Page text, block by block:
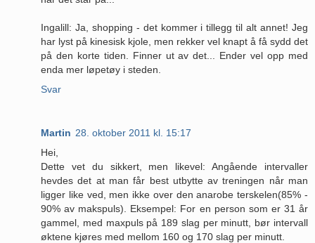
Ingalill: Ja, shopping - det kommer i tillegg til alt annet! Jeg
har lyst på kinesisk kjole, men rekker vel knapt å få sydd det
på den korte tiden. Finner ut av det... Ender vel opp med
enda mer løpetøy i steden.
Svar
Martin 28. oktober 2011 kl. 15:17
Hei,
Dette vet du sikkert, men likevel: Angående intervaller
hevdes det at man får best utbytte av treningen når man
ligger like ved, men ikke over den anarobe terskelen(85% -
90% av makspuls). Eksempel: For en person som er 31 år
gammel, med maxpuls på 189 slag per minutt, bør intervall
øktene kjøres med mellom 160 og 170 slag per minutt.